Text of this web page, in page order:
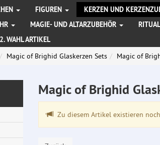
FIGUREN KERZEN UND
MAGIE- UND ALTARZUBEHÖR
WAHL ARTIKEL
Magic of Brighid Glaskerzen Sets Magic of
Magic of Brighid
Zu diesem Artikel existieren